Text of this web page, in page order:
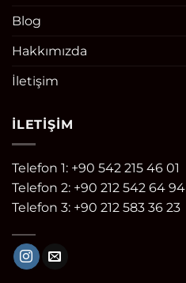
Blog
Hakkımızda
İletişim
İLETIŞIM
Telefon 1: +90 542 215 46 01
Telefon 2: +90 212 542 64 94
Telefon 3: +90 212 583 36 23